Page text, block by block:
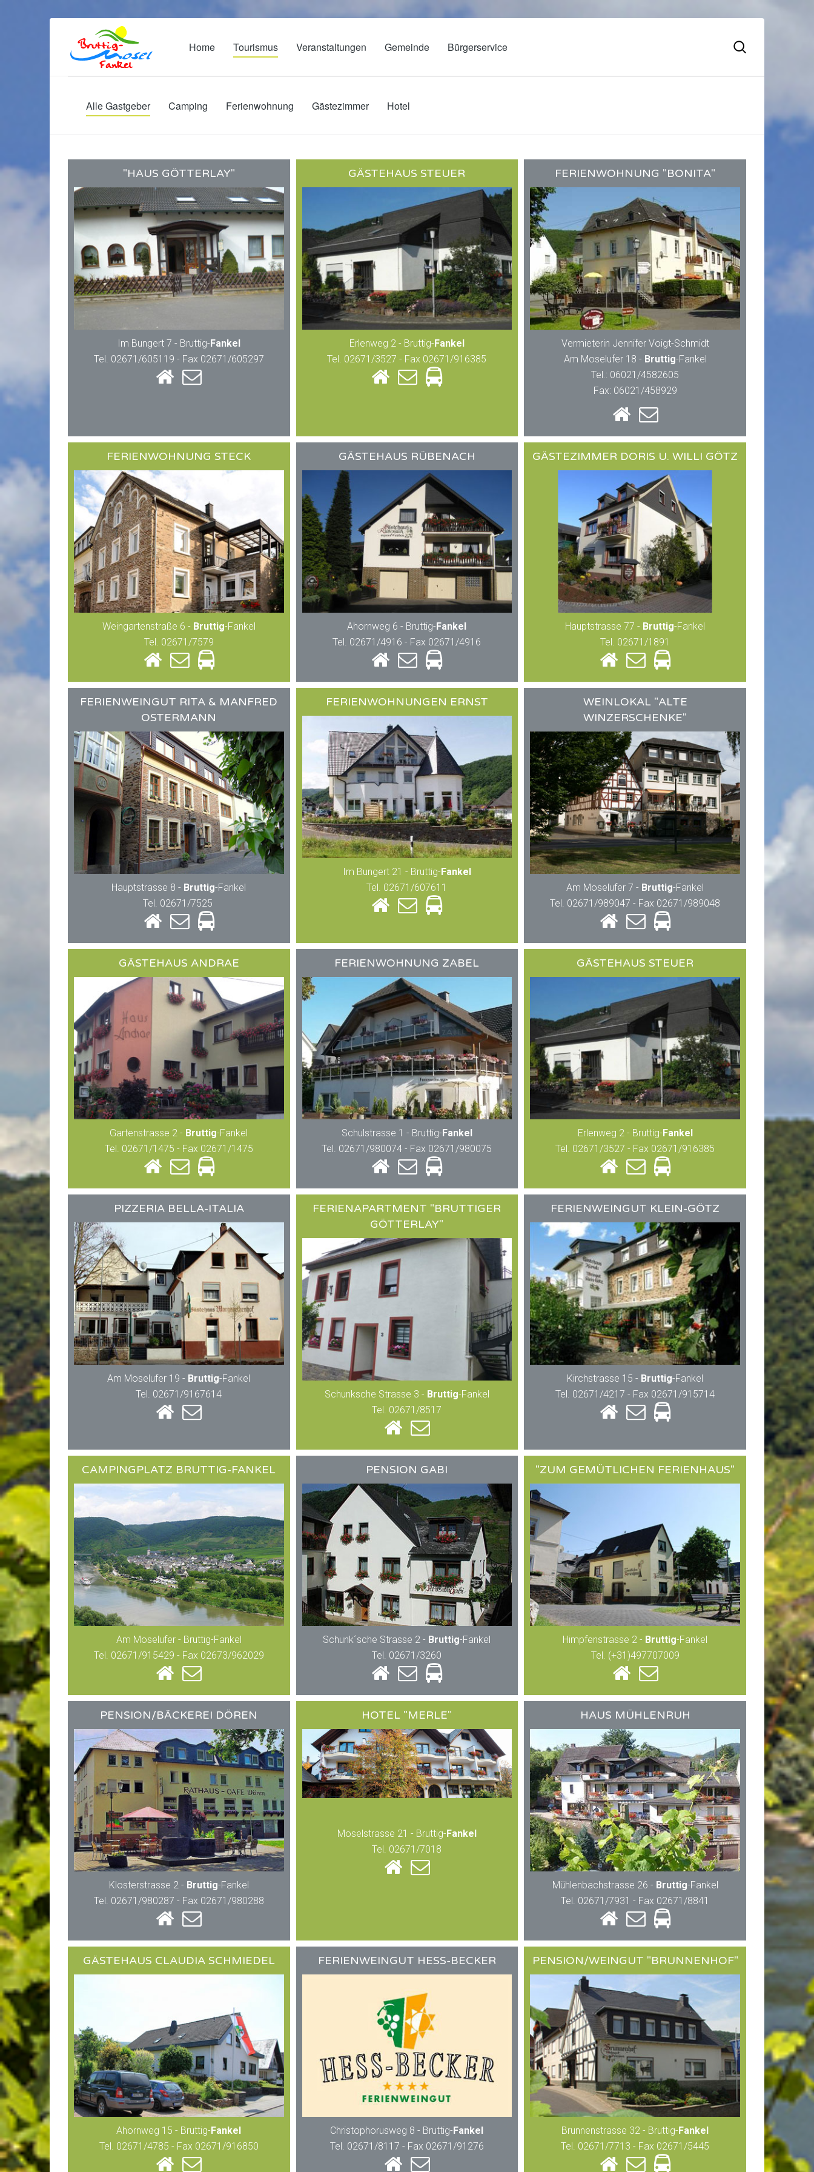
Home Tourismus Veranstaltungen Gemeinde Bürgerservice
Alle Gastgeber Camping Ferienwohnung Gästezimmer Hotel
"HAUS GÖTTERLAY"
Im Bungert 7 - Bruttig-Fankel
Tel. 02671/605119 - Fax 02671/605297
GÄSTEHAUS STEUER
Erlenweg 2 - Bruttig-Fankel
Tel. 02671/3527 - Fax 02671/916385
FERIENWOHNUNG "BONITA"
Vermieterin Jennifer Voigt-Schmidt
Am Moselufer 18 - Bruttig-Fankel
Tel.: 06021/4582605
Fax: 06021/458929
FERIENWOHNUNG STECK
Weingartenstraße 6 - Bruttig-Fankel
Tel. 02671/7579
GÄSTEHAUS RÜBENACH
Ahornweg 6 - Bruttig-Fankel
Tel. 02671/4916 - Fax 02671/4916
GÄSTEZIMMER DORIS U. WILLI GÖTZ
Hauptstrasse 77 - Bruttig-Fankel
Tel. 02671/1891
FERIENWEINGUT RITA & MANFRED
OSTERMANN
Hauptstrasse 8 - Bruttig-Fankel
Tel. 02671/7525
FERIENWOHNUNGEN ERNST
Im Bungert 21 - Bruttig-Fankel
Tel. 02671/607611
WEINLOKAL "ALTE
WINZERSCHENKE"
Am Moselufer 7 - Bruttig-Fankel
Tel. 02671/989047 - Fax 02671/989048
GÄSTEHAUS ANDRAE
Gartenstrasse 2 - Bruttig-Fankel
Tel. 02671/1475 - Fax 02671/1475
FERIENWOHNUNG ZABEL
Schulstrasse 1 - Bruttig-Fankel
Tel. 02671/980074 - Fax 02671/980075
GÄSTEHAUS STEUER
Erlenweg 2 - Bruttig-Fankel
Tel. 02671/3527 - Fax 02671/916385
PIZZERIA BELLA-ITALIA
Am Moselufer 19 - Bruttig-Fankel
Tel. 02671/9167614
FERIENAPARTMENT "BRUTTIGER
GÖTTERLAY"
Schunksche Strasse 3 - Bruttig-Fankel
Tel. 02671/8517
FERIENWEINGUT KLEIN-GÖTZ
Kirchstrasse 15 - Bruttig-Fankel
Tel. 02671/4217 - Fax 02671/915714
CAMPINGPLATZ BRUTTIG-FANKEL
Am Moselufer - Bruttig-Fankel
Tel. 02671/915429 - Fax 02673/962029
PENSION GABI
Schunk´sche Strasse 2 - Bruttig-Fankel
Tel. 02671/3260
"ZUM GEMÜTLICHEN FERIENHAUS"
Himpfenstrasse 2 - Bruttig-Fankel
Tel. (+31)497707009
PENSION/BÄCKEREI DÖREN
Klosterstrasse 2 - Bruttig-Fankel
Tel. 02671/980287 - Fax 02671/980288
HOTEL "MERLE"
Moselstrasse 21 - Bruttig-Fankel
Tel. 02671/7018
HAUS MÜHLENRUH
Mühlenbachstrasse 26 - Bruttig-Fankel
Tel. 02671/7931 - Fax 02671/8841
GÄSTEHAUS CLAUDIA SCHMIEDEL
Ahornweg 15 - Bruttig-Fankel
Tel. 02671/4785 - Fax 02671/916850
FERIENWEINGUT HESS-BECKER
Christophorusweg 8 - Bruttig-Fankel
Tel. 02671/8117 - Fax 02671/91276
PENSION/WEINGUT "BRUNNENHOF"
Brunnenstrasse 32 - Bruttig-Fankel
Tel. 02671/7713 - Fax 02671/5445